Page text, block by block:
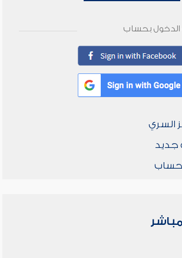
الدخول بحساب
السري
جديد
حساب